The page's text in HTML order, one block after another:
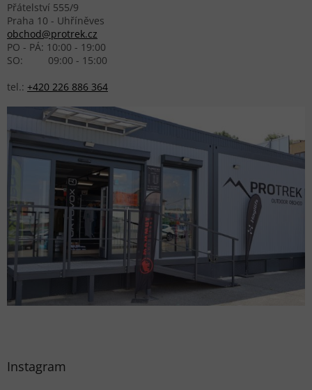
Přátelství 555/9
Praha 10 - Uhříněves
obchod@protrek.cz
PO - PÁ: 10:00 - 19:00
SO: 09:00 - 15:00
tel.: +420 226 886 364
Instagram